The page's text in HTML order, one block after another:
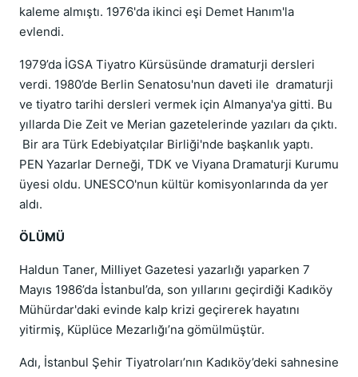
kaleme almıştı. 1976'da ikinci eşi Demet Hanım'la
evlendi.
1979’da İGSA Tiyatro Kürsüsünde dramaturji dersleri
verdi. 1980’de Berlin Senatosu'nun daveti ile dramaturji
ve tiyatro tarihi dersleri vermek için Almanya'ya gitti. Bu
yıllarda Die Zeit ve Merian gazetelerinde yazıları da çıktı.
Bir ara Türk Edebiyatçılar Birliği'nde başkanlık yaptı.
PEN Yazarlar Derneği, TDK ve Viyana Dramaturji Kurumu
üyesi oldu. UNESCO'nun kültür komisyonlarında da yer
aldı.
ÖLÜMÜ
Haldun Taner, Milliyet Gazetesi yazarlığı yaparken 7
Mayıs 1986’da İstanbul’da, son yıllarını geçirdiği Kadıköy
Mühürdar'daki evinde kalp krizi geçirerek hayatını
yitirmiş, Küplüce Mezarlığı’na gömülmüştür.
Adı, İstanbul Şehir Tiyatroları’nın Kadıköy’deki sahnesine